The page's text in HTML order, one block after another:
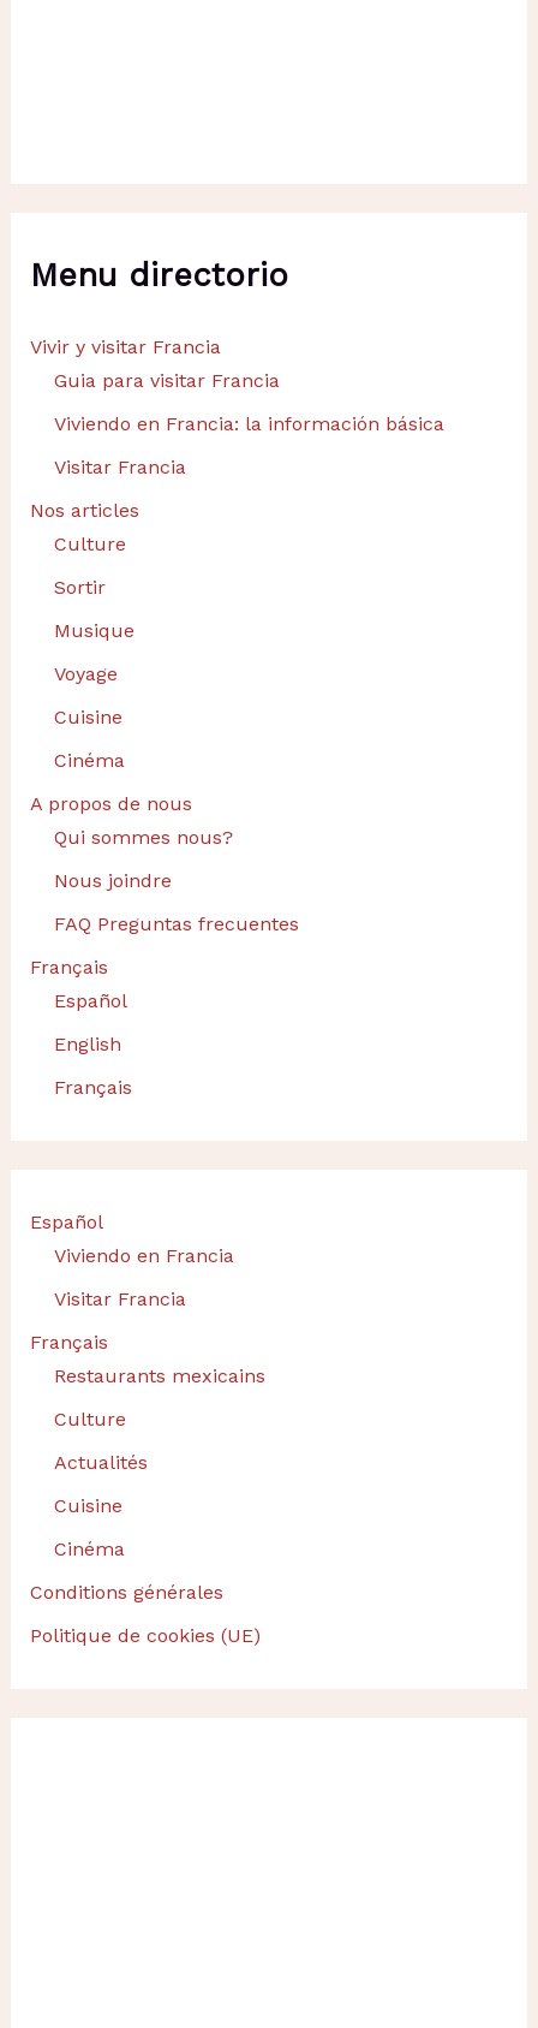
Menu directorio
Vivir y visitar Francia
Guia para visitar Francia
Viviendo en Francia: la información básica
Visitar Francia
Nos articles
Culture
Sortir
Musique
Voyage
Cuisine
Cinéma
A propos de nous
Qui sommes nous?
Nous joindre
FAQ Preguntas frecuentes
Français
Español
English
Français
Español
Viviendo en Francia
Visitar Francia
Français
Restaurants mexicains
Culture
Actualités
Cuisine
Cinéma
Conditions générales
Politique de cookies (UE)